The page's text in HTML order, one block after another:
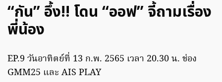
“กัน” อึ้ง!! โดน “ออฟ” จี้ถามเรื่อง
พี่น้อง
EP.9 วันอาทิตย์ที่ 13 ก.พ. 2565 เวลา 20.30 น. ช่อง
GMM25 และ AIS PLAY